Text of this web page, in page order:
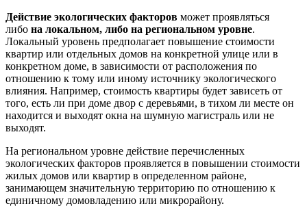
Действие экологических факторов может проявляться
либо на локальном, либо на региональном уровне.
Локальный уровень предполагает повышение стоимости
квартир или отдельных домов на конкретной улице или в
конкретном доме, в зависимости от расположения по
отношению к тому или иному источнику экологического
влияния. Например, стоимость квартиры будет зависеть от
того, есть ли при доме двор с деревьями, в тихом ли месте он
находится и выходят окна на шумную магистраль или не
выходят.
На региональном уровне действие перечисленных
экологических факторов проявляется в повышении стоимости
жилых домов или квартир в определенном районе,
занимающем значительную территорию по отношению к
единичному домовладению или микрорайону.